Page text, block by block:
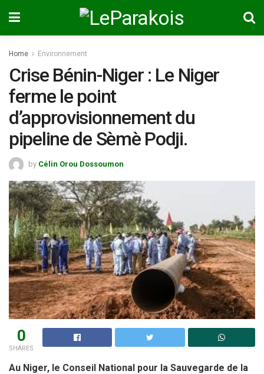
Home Environnement
Crise Bénin-Niger : Le Niger
ferme le point
d’approvisionnement du
pipeline de Sèmè Podji.
by Célin Orou Dossoumon
0
SHARES
Au Niger, le Conseil National pour la Sauvegarde de la